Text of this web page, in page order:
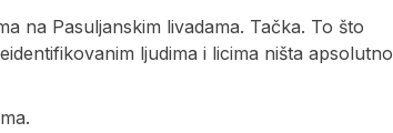
na Pasuljanskim livadama. Tačka. To što
ljudima i licima ništa apsolutno